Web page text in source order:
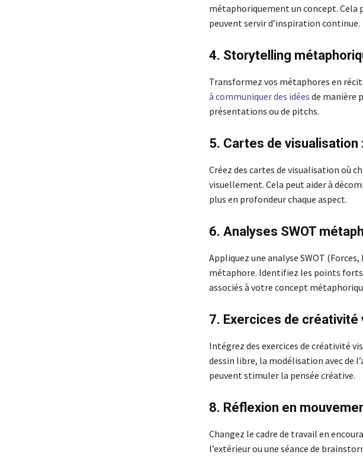
métaphoriquement un concept. Cela
peuvent servir d’inspiration continue.
4. Storytelling
Transformez vos métaphores en
à communiquer des idées de manière
présentations ou de pitchs.
5. Cartes de visualisation :
Créez des cartes de visualisation où
visuellement. Cela peut aider à
plus en profondeur chaque aspect.
6. Analyses SWOT
Appliquez une analyse SWOT
métaphore. Identifiez les points
associés à votre concept
7. Exercices de créativité
Intégrez des exercices de créativité
dessin libre, la modélisation avec de
peuvent stimuler la pensée créative.
8. Réflexion en
Changez le cadre de travail en
l’extérieur ou une séance de